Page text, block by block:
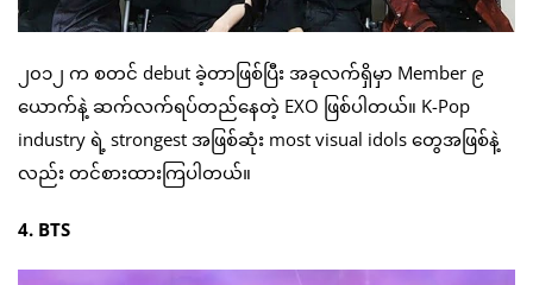
၂၀၁၂ က စတင် debut ခဲ့တာဖြစ်ပြီး အခုလက်ရှိမှာ Member ၉
ယောက်နဲ့ ဆက်လက်ရပ်တည်နေတဲ့ EXO ဖြစ်ပါတယ်။ K-Pop
industry ရဲ့ strongest အဖြစ်ဆုံး most visual idols တွေအဖြစ်နဲ့
လည်း တင်စားထားကြပါတယ်။
4. BTS